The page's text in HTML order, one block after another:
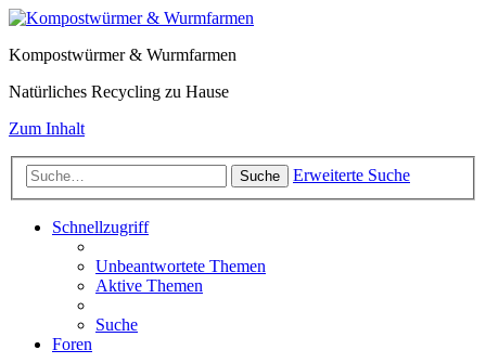
Kompostwürmer & Wurmfarmen
Natürliches Recycling zu Hause
Zum Inhalt
Suche Erweiterte Suche
Schnellzugriff
Unbeantwortete Themen
Aktive Themen
Suche
Foren